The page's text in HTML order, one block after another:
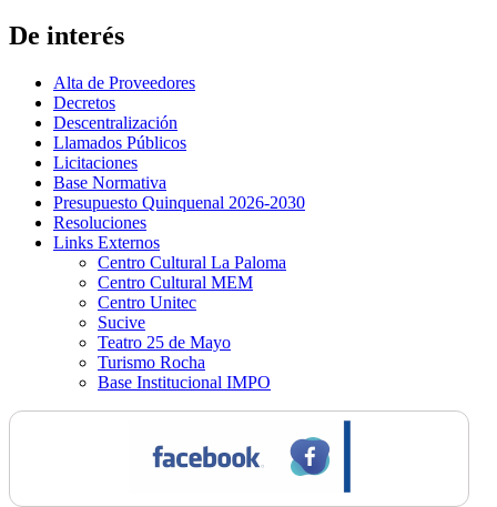
De interés
Alta de Proveedores
Decretos
Descentralización
Llamados Públicos
Licitaciones
Base Normativa
Presupuesto Quinquenal 2026-2030
Resoluciones
Links Externos
Centro Cultural La Paloma
Centro Cultural MEM
Centro Unitec
Sucive
Teatro 25 de Mayo
Turismo Rocha
Base Institucional IMPO